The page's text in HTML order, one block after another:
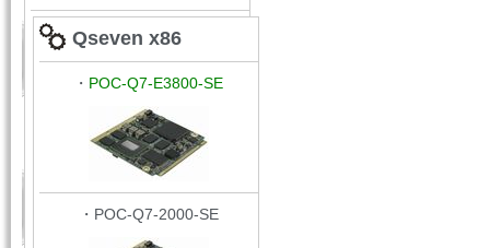
Qseven x86
・ POC-Q7-E3800-SE
・POC-Q7-2000-SE